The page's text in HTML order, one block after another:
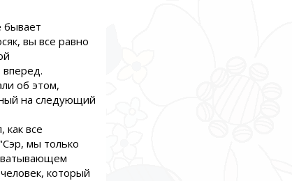
бывает
вы все равно
об этом,
на следующий
все
мы только
который